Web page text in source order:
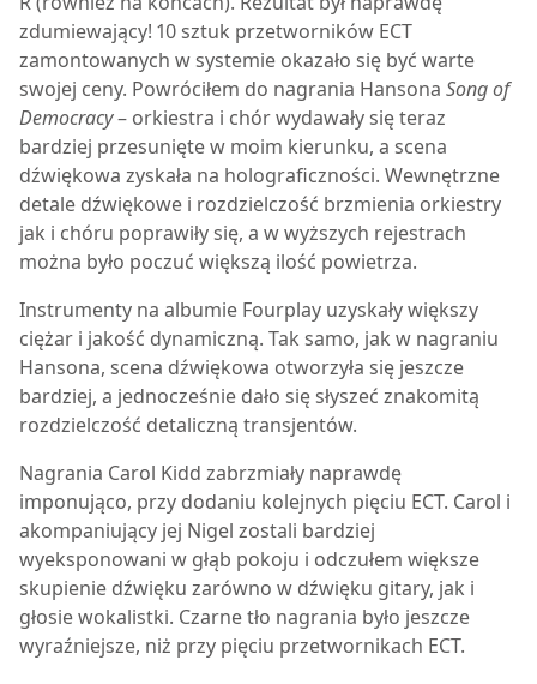
zdumiewający! 10 sztuk przetworników ECT
zamontowanych w systemie okazało się być warte
swojej ceny. Powróciłem do nagrania Hansona Song of
Democracy– orkiestra i chór wydawały się teraz
bardziej przesunięte w moim kierunku, a scena
dźwiękowa zyskała na holograficzności. Wewnętrzne
detale dźwiękowe i rozdzielczość brzmienia orkiestry
jak i chóru poprawiły się, a w wyższych rejestrach
można było poczuć większą ilość powietrza.
Instrumenty na albumie Fourplay uzyskały większy
ciężar i jakość dynamiczną. Tak samo, jak w nagraniu
Hansona, scena dźwiękowa otworzyła się jeszcze
bardziej, a jednocześnie dało się słyszeć znakomitą
rozdzielczość detaliczną transjentów.
Nagrania Carol Kidd zabrzmiały naprawdę
imponująco, przy dodaniu kolejnych pięciu ECT. Carol i
akompaniujący jej Nigel zostali bardziej
wyeksponowani w głąb pokoju i odczułem większe
skupienie dźwięku zarówno w dźwięku gitary, jak i
głosie wokalistki. Czarne tło nagrania było jeszcze
wyraźniejsze, niż przy pięciu przetwornikach ECT.